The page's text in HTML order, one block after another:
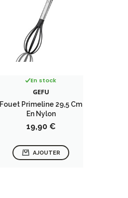
En stock
GEFU
Fouet Primeline 29,5 Cm
En Nylon
Prix
19,90 €
AJOUTER